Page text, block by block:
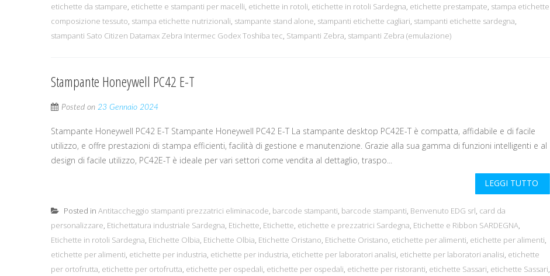
etichette da stampare, etichette e stampanti per macelli, etichette in rotoli, etichette in rotoli Sardegna, etichette prestampate, stampa etichette
composizione tessuto, stampa etichette nutrizionali, stampante stand alone, stampanti etichette cagliari, stampanti etichette sardegna,
stampanti Sato Citizen Datamax Zebra Intermec Godex Toshiba tec, Stampanti Zebra, stampanti Zebra (emulazione)
Stampante Honeywell PC42 E-T
Posted on 23 Gennaio 2024
Stampante Honeywell PC42 E-T Stampante Honeywell PC42 E-T La stampante desktop PC42E-T è compatta, affidabile e di facile
utilizzo, e offre prestazioni di stampa efficienti, facilità di gestione e manutenzione. Grazie alla sua gamma di funzioni intelligenti e al
design di facile utilizzo, PC42E-T è ideale per vari settori come vendita al dettaglio, traspo...
LEGGI TUTTO
Posted in Antitaccheggio stampanti prezzatrici eliminacode, barcode stampanti, barcode stampanti, Benvenuto EDG srl, card da
personalizzare, Etichettatura industriale Sardegna, Etichette, Etichette, etichette e prezzatrici Sardegna, Etichette e Ribbon SARDEGNA,
Etichette in rotoli Sardegna, Etichette Olbia, Etichette Olbia, Etichette Oristano, Etichette Oristano, etichette per alimenti, etichette per alimenti,
etichette per alimenti, etichette per industria, etichette per industria, etichette per laboratori analisi, etichette per laboratori analisi, etichette
per ortofrutta, etichette per ortofrutta, etichette per ospedali, etichette per ospedali, etichette per ristoranti, etichette Sassari, etichette Sassari,